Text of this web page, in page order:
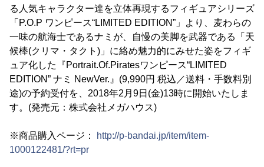
る人気キャラクター達を立体再現するフィギュアシリーズ
「P.O.P ワンピース“LIMITED EDITION”」より、麦わらの
一味の航海士であるナミが、自慢の美脚を武器である「天
候棒(クリマ・タクト)」に絡め魅力的にみせた姿をフィギ
ュア化した『Portrait.Of.Piratesワンピース“LIMITED
EDITION” ナミ NewVer.』(9,990円 税込／送料・手数料別
途)の予約受付を、2018年2月9日(金)13時に開始いたしま
す。(発売元：株式会社メガハウス)
※商品購入ページ：
http://p-bandai.jp/item/item-
1000122481/?rt=pr